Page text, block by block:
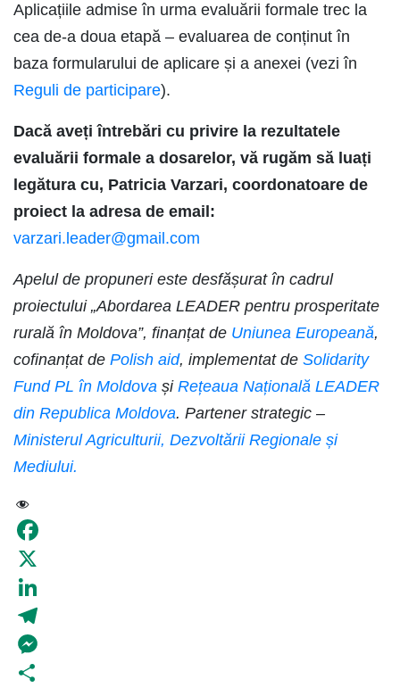
Aplicațiile admise în urma evaluării formale trec la
cea de-a doua etapă – evaluarea de conținut în
baza formularului de aplicare și a anexei (vezi în
Reguli de participare).
Dacă aveți întrebări cu privire la rezultatele
evaluării formale a dosarelor, vă rugăm să luați
legătura cu, Patricia Varzari, coordonatoare de
proiect la adresa de email:
varzari.leader@gmail.com
Apelul de propuneri este desfășurat în cadrul
proiectului „Abordarea LEADER pentru prosperitate
rurală în Moldova”, finanțat de Uniunea Europeană,
cofinanțat de Polish aid, implementat de Solidarity
Fund PL în Moldova și Rețeaua Națională LEADER
din Republica Moldova. Partener strategic –
Ministerul Agriculturii, Dezvoltării Regionale și
Mediului.
Facebook
X
LinkedIn
Telegram
Messenger